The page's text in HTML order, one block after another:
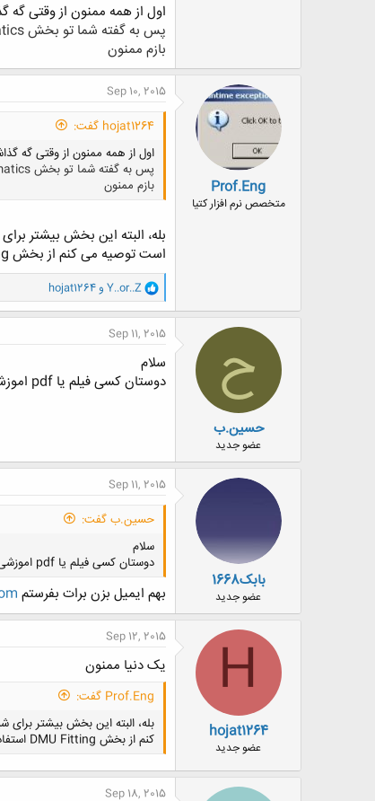
اول از همه ممنون از وقتی گه
پس به گفته شما تو بخش DMU Kinematics میشه از نحوه مونتاژ و دمونتاژ فیلم تهیه کرد؟
بازم ممنون
Prof.Eng
متخصص نرم افزار کتیا
Sep 10, 2015
hojat1264 گفت:
اول از همه ممنون از وقتی گه
پس به گفته شما تو بخش DMU Kinematics میشه از نحوه مونتاژ و دمونتاژ فیلم تهیه کرد؟
بازم ممنون
بله، البته این بخش بیشتر
است توصیه می کنم از بخش DMU Fitting استفاده کنید که کار را آسانتر می کند.
و
ا
ک
ش
ا
:
Y..or..Z و hojat1264
ح
حسین.ب
عضو جدید
Sep 11, 2015
سلام
دوستان کسی فیلم یا pdf اموزشی طراحی بدنه خودرو داره؟ممنون میشم اگه راهنماییم کنید
بابک1668
عضو جدید
Sep 11, 2015
حسین.ب گفت:
سلام
دوستان کسی فیلم یا pdf اموزشی طراحی بدنه خودرو داره؟ممنون میشم اگه راهنماییم کنید
بهم ایمیل بزن برات بفرستم
H
hojat1264
عضو جدید
Sep 12, 2015
یک دنیا ممنون
Prof.Eng گفت:
بله، البته این بخش بیشتر
کنم از بخش DMU Fitting استفاده کنید که کار را آسانتر می کند.
Sep 18, 2015